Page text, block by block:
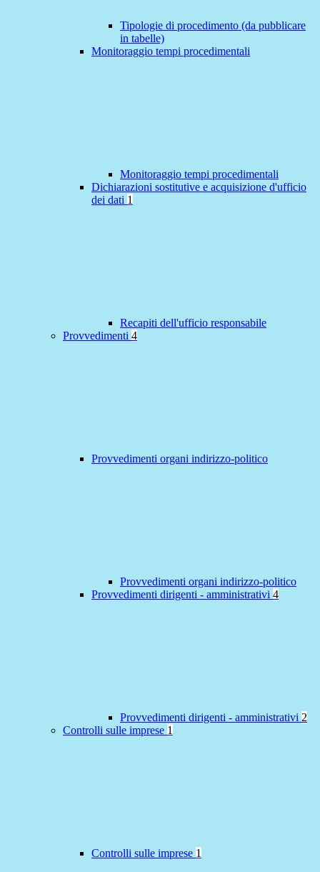
Tipologie di procedimento (da pubblicare
in tabelle)
Monitoraggio tempi procedimentali
Monitoraggio tempi procedimentali
Dichiarazioni sostitutive e acquisizione d'ufficio
dei dati 1
Recapiti dell'ufficio responsabile
Provvedimenti 4
Provvedimenti organi indirizzo-politico
Provvedimenti organi indirizzo-politico
Provvedimenti dirigenti - amministrativi 4
Provvedimenti dirigenti - amministrativi 2
Controlli sulle imprese 1
Controlli sulle imprese 1